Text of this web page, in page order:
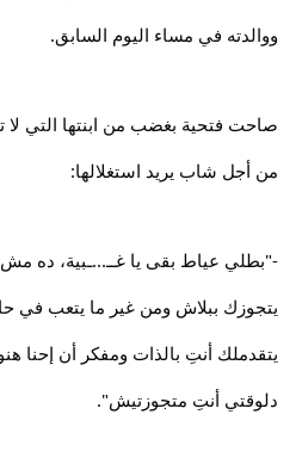
ووالدته في مساء اليوم السابق.
صاحت فتحية بغضب من ابنتها التي
من أجل شاب يريد استغلالها:
-"بطلي عياط بقى يا غــ...ـبية، ده
يتجوزك ببلاش ومن غير ما يتعب في
يتقدملك أنتِ بالذات ومفكر أن إحنا
دلوقتي أنتِ متجوزتيش".